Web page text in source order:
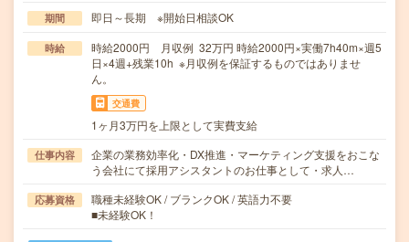
期間 即日～長期 ※開始日相談OK
時給
時給2000円 月収例 32万円 時給2000円×実働7h40m×週5
日×4週+残業10h ※月収例を保証するものではありませ
ん。
交通費
1ヶ月3万円を上限として実費支給
仕事内容
企業の業務効率化・DX推進・マーケティング支援をおこな
う会社にて採用アシスタントのお仕事として・求人…
応募資格
職種未経験OK / ブランクOK / 英語力不要
■未経験OK！